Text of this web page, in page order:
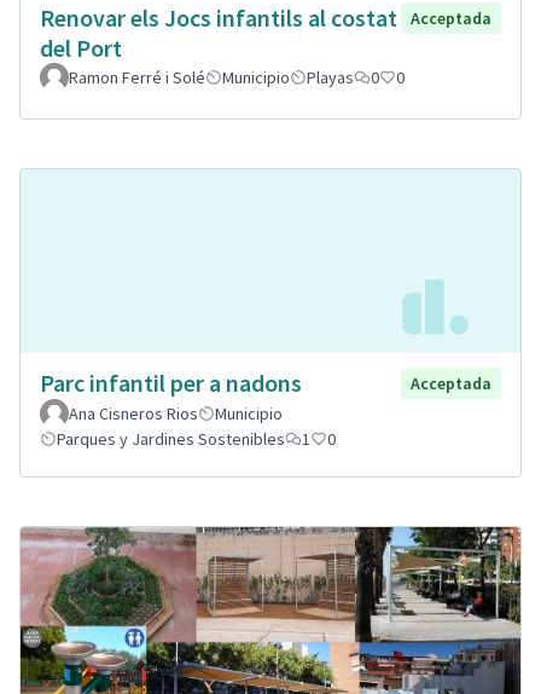
Renovar els Jocs infantils al costat
del Port
Acceptada
Ramon Ferré i Solé Municipio Playas 0 0
Parc infantil per a nadons
Acceptada
Ana Cisneros Rios
Municipio
Parques y Jardines Sostenibles
1 0